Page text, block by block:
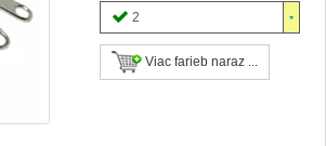
2
Viac farieb naraz ...